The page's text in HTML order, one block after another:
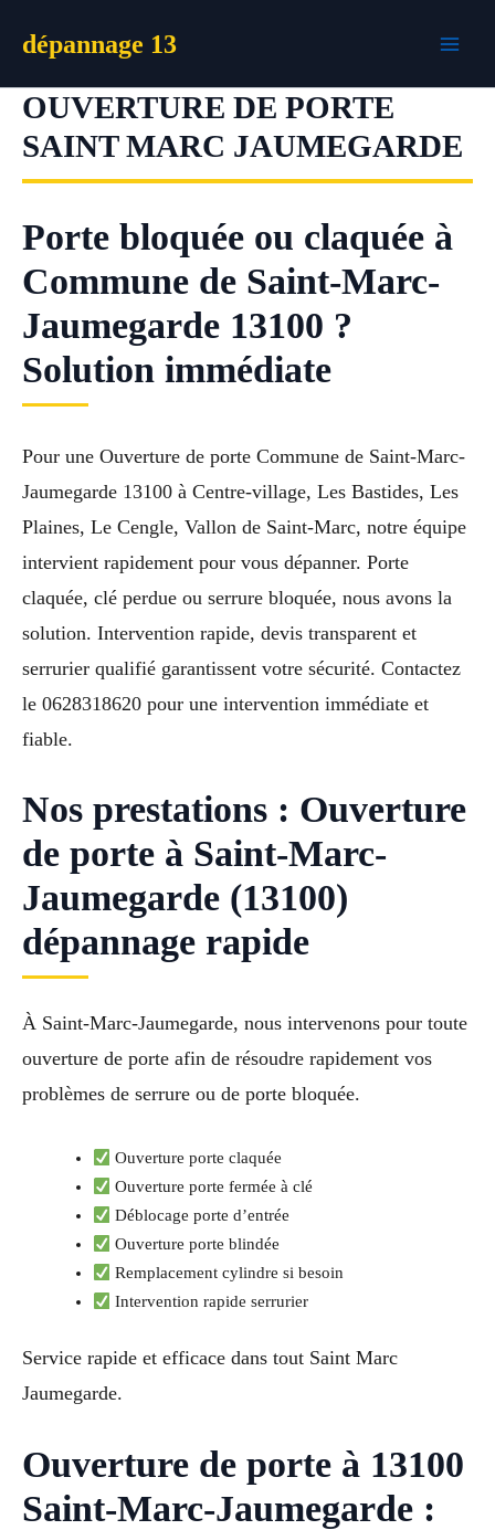
dépannage 13
OUVERTURE DE PORTE
SAINT MARC JAUMEGARDE
Porte bloquée ou claquée à
Commune de Saint-Marc-
Jaumegarde 13100 ?
Solution immédiate
Pour une Ouverture de porte Commune de Saint-Marc-
Jaumegarde 13100 à Centre-village, Les Bastides, Les
Plaines, Le Cengle, Vallon de Saint-Marc, notre équipe
intervient rapidement pour vous dépanner. Porte
claquée, clé perdue ou serrure bloquée, nous avons la
solution. Intervention rapide, devis transparent et
serrurier qualifié garantissent votre sécurité. Contactez
le 0628318620 pour une intervention immédiate et
fiable.
Nos prestations : Ouverture
de porte à Saint-Marc-
Jaumegarde (13100)
dépannage rapide
À Saint-Marc-Jaumegarde, nous intervenons pour toute
ouverture de porte afin de résoudre rapidement vos
problèmes de serrure ou de porte bloquée.
Ouverture porte claquée
Ouverture porte fermée à clé
Déblocage porte d’entrée
Ouverture porte blindée
Remplacement cylindre si besoin
Intervention rapide serrurier
Service rapide et efficace dans tout Saint Marc
Jaumegarde.
Ouverture de porte à 13100
Saint-Marc-Jaumegarde :